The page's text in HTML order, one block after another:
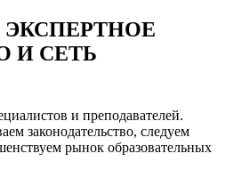
И СЕТЬ
и преподавателей.
законодательство, следуем
рынок образовательных